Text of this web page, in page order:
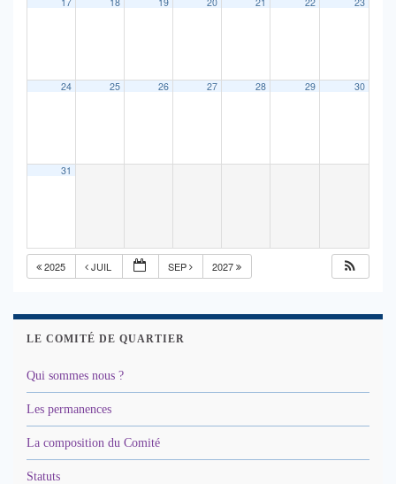
24 25 26 27 28 29 30
31
2025 JUIL SEP 2027
LE COMITÉ DE QUARTIER
Qui sommes nous ?
Les permanences
La composition du Comité
Statuts